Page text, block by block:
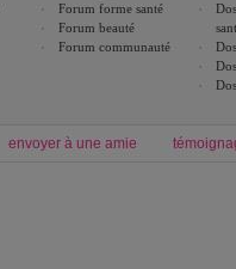
Forum forme santé
Forum beauté
Forum communauté
envoyer à une amie